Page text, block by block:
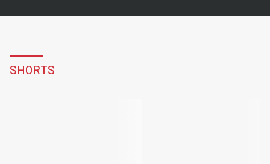
SHORTS